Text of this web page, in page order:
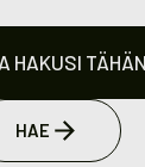
HAE